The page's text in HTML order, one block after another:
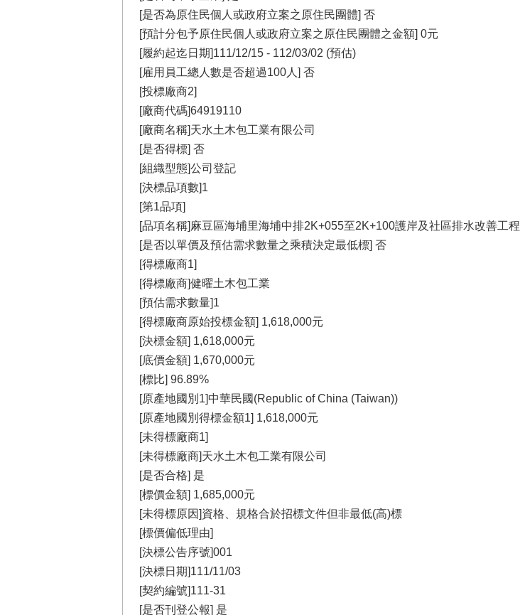
[是否為原住民個人或政府立案之原住民團體] 否
[預計分包予原住民個人或政府立案之原住民團體之金額] 0元
[履約起迄日期]111/12/15 - 112/03/02 (預估)
[雇用員工總人數是否超過100人] 否
[投標廠商2]
[廠商代碼]64919110
[廠商名稱]天水土木包工業有限公司
[是否得標] 否
[組織型態]公司登記
[決標品項數]1
[第1品項]
[品項名稱]麻豆區海埔里海埔中排2K+055至2K+100護岸及社區排水改善工程
[是否以單價及預估需求數量之乘積決定最低標] 否
[得標廠商1]
[得標廠商]健曜土木包工業
[預估需求數量]1
[得標廠商原始投標金額] 1,618,000元
[決標金額] 1,618,000元
[底價金額] 1,670,000元
[標比] 96.89%
[原產地國別1]中華民國(Republic of China (Taiwan))
[原產地國別得標金額1] 1,618,000元
[未得標廠商1]
[未得標廠商]天水土木包工業有限公司
[是否合格] 是
[標價金額] 1,685,000元
[未得標原因]資格、規格合於招標文件但非最低(高)標
[標價偏低理由]
[決標公告序號]001
[決標日期]111/11/03
[契約編號]111-31
[是否刊登公報] 是